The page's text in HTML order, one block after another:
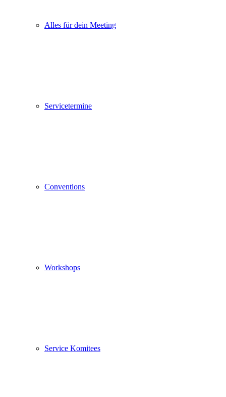
Alles für dein Meeting
Servicetermine
Conventions
Workshops
Service Komitees